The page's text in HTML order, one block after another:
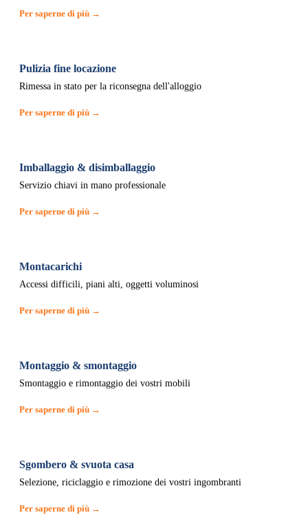
Per saperne di più →
Pulizia fine locazione
Rimessa in stato per la riconsegna dell'alloggio
Per saperne di più →
Imballaggio & disimballaggio
Servizio chiavi in mano professionale
Per saperne di più →
Montacarichi
Accessi difficili, piani alti, oggetti voluminosi
Per saperne di più →
Montaggio & smontaggio
Smontaggio e rimontaggio dei vostri mobili
Per saperne di più →
Sgombero & svuota casa
Selezione, riciclaggio e rimozione dei vostri ingombranti
Per saperne di più →